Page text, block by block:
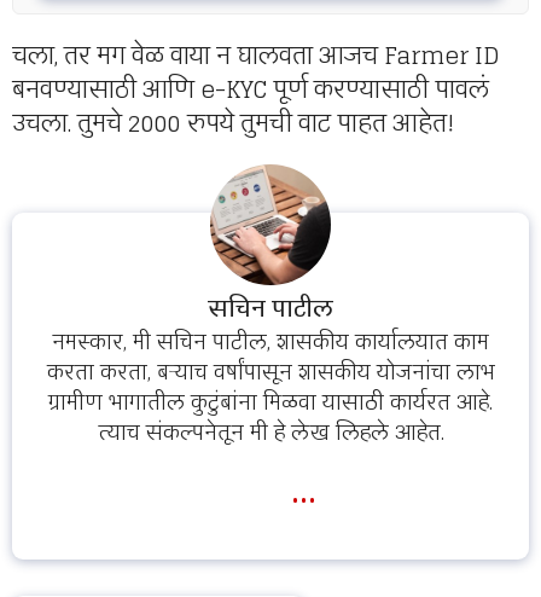
चला, तर मग वेळ वाया न घालवता आजच Farmer ID
बनवण्यासाठी आणि e-KYC पूर्ण करण्यासाठी पावलं
उचला. तुमचे 2000 रुपये तुमची वाट पाहत आहेत!
सचिन पाटील
नमस्कार, मी सचिन पाटील, शासकीय कार्यालयात काम
करता करता, बऱ्याच वर्षांपासून शासकीय योजनांचा लाभ
ग्रामीण भागातील कुटुंबांना मिळवा यासाठी कार्यरत आहे.
त्याच संकल्पनेतून मी हे लेख लिहले आहेत.
...